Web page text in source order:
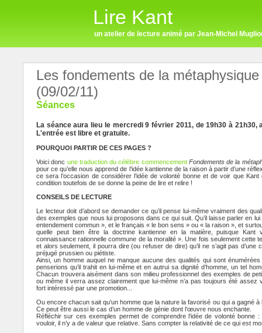
Lire Kant
un atelier de lecture animé par Jean-Michel
Les fondements de la
(09/02/11)
Séances
La séance aura lieu le mercredi 9 février 2011, de 19h30 à 21h30,
L'entrée est libre et gratuite.
POURQUOI PARTIR DE CES PAGES ?
Voici donc une traduction du célèbre commencement Fondements de la
pour ce qu’elle nous apprend de l’idée kantienne de la raison à partir d’une
ce sera l’occasion de considérer l’idée de volonté bonne et de voir que
condition toutefois de se donne la peine de lire et relire !
CONSEILS DE LECTURE
Le lecteur doit d’abord se demander ce qu’il pense lui-même vraiment des
des exemples que nous lui proposons dans ce qui suit. Qu’il laisse parler en lui
entendement commun », et le français « le bon sens » ou « la raison », et
quelle peut bien être la doctrine kantienne en la matière, puisque
connaissance rationnelle commune de la moralité ». Une fois seulement cette
et alors seulement, il pourra dire (ou refuser de dire) qu’il ne s’agit pas d’une
préjugé prussien ou piétiste.
Ainsi, un homme auquel ne manque aucune des qualités qui sont
penserions qu’il trahit en lui-même et en autrui sa dignité d’homme, un tel
Chacun trouvera aisément dans son milieu professionnel des exemples de
ou même il verra assez clairement que lui-même n’a pas toujours été assez
fort intéressé par une promotion...
Ou encore chacun sait qu’un homme que la nature la favorisé ou qui a gagné à
Ce peut être aussi le cas d’un homme de génie dont l’œuvre nous enchante.
Réfléchir sur ces exemples permet de comprendre l’idée de volonté bonne
vouloir, il n’y a de valeur que relative. Sans compter la relativité de ce qui est